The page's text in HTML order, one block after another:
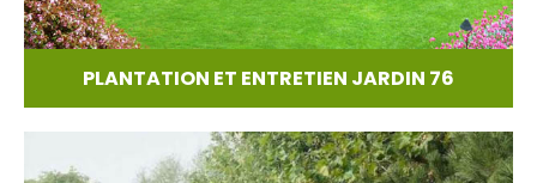
PLANTATION ET ENTRETIEN JARDIN 76